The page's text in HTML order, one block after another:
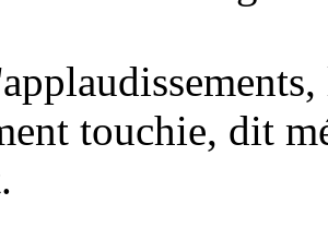
touchie, dit